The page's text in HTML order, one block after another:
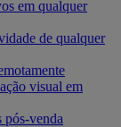
em qualquer
de qualquer
visual em
pós-venda